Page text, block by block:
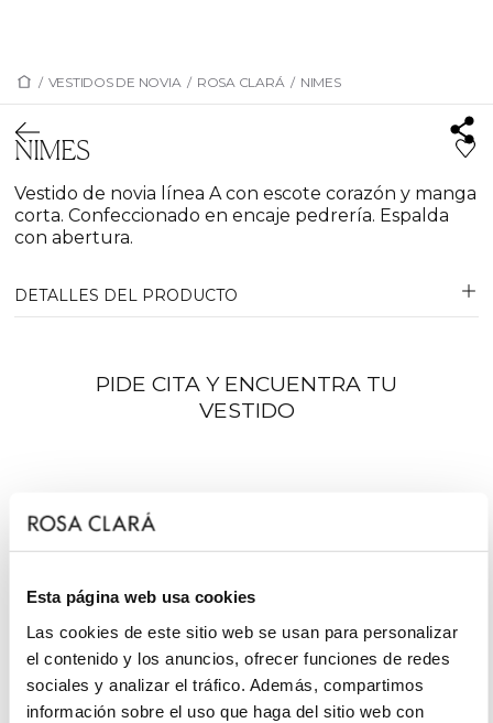
Esta página web usa cookies
Las cookies de este sitio web se usan para personalizar
el contenido y los anuncios, ofrecer funciones de redes
sociales y analizar el tráfico. Además, compartimos
información sobre el uso que haga del sitio web con
/ VESTIDOS DE NOVIA / ROSA CLARÁ / NIMES
NIMES
Vestido de novia línea A con escote corazón y manga
corta. Confeccionado en encaje pedrería. Espalda
con abertura.
DETALLES DEL PRODUCTO
PIDE CITA Y ENCUENTRA TU
VESTIDO